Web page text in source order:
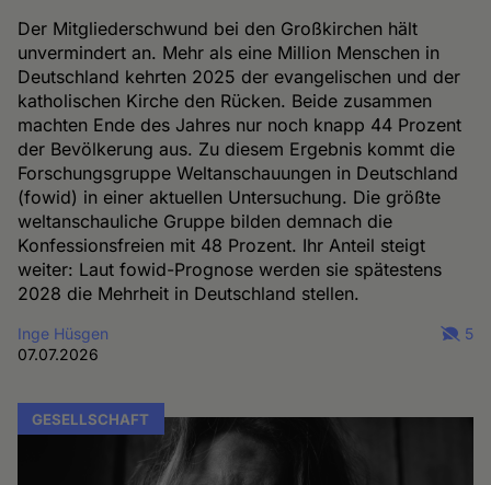
Der Mitgliederschwund bei den Großkirchen hält
unvermindert an. Mehr als eine Million Menschen in
Deutschland kehrten 2025 der evangelischen und der
katholischen Kirche den Rücken. Beide zusammen
machten Ende des Jahres nur noch knapp 44 Prozent
der Bevölkerung aus. Zu diesem Ergebnis kommt die
Forschungsgruppe Weltanschauungen in Deutschland
(fowid) in einer aktuellen Untersuchung. Die größte
weltanschauliche Gruppe bilden demnach die
Konfessionsfreien mit 48 Prozent. Ihr Anteil steigt
weiter: Laut fowid-Prognose werden sie spätestens
2028 die Mehrheit in Deutschland stellen.
Inge Hüsgen
07.07.2026
5
GESELLSCHAFT